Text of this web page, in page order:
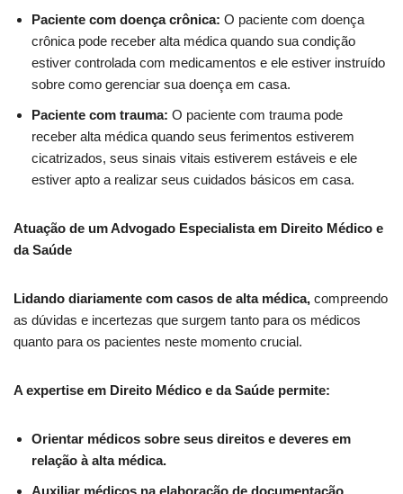
Paciente com doença crônica: O paciente com doença
crônica pode receber alta médica quando sua condição
estiver controlada com medicamentos e ele estiver instruído
sobre como gerenciar sua doença em casa.
Paciente com trauma: O paciente com trauma pode
receber alta médica quando seus ferimentos estiverem
cicatrizados, seus sinais vitais estiverem estáveis e ele
estiver apto a realizar seus cuidados básicos em casa.
Atuação de um Advogado Especialista em Direito Médico e
da Saúde
Lidando diariamente com casos de alta médica, compreendo
as dúvidas e incertezas que surgem tanto para os médicos
quanto para os pacientes neste momento crucial.
A expertise em Direito Médico e da Saúde permite:
Orientar médicos sobre seus direitos e deveres em
relação à alta médica.
Auxiliar médicos na elaboração de documentação